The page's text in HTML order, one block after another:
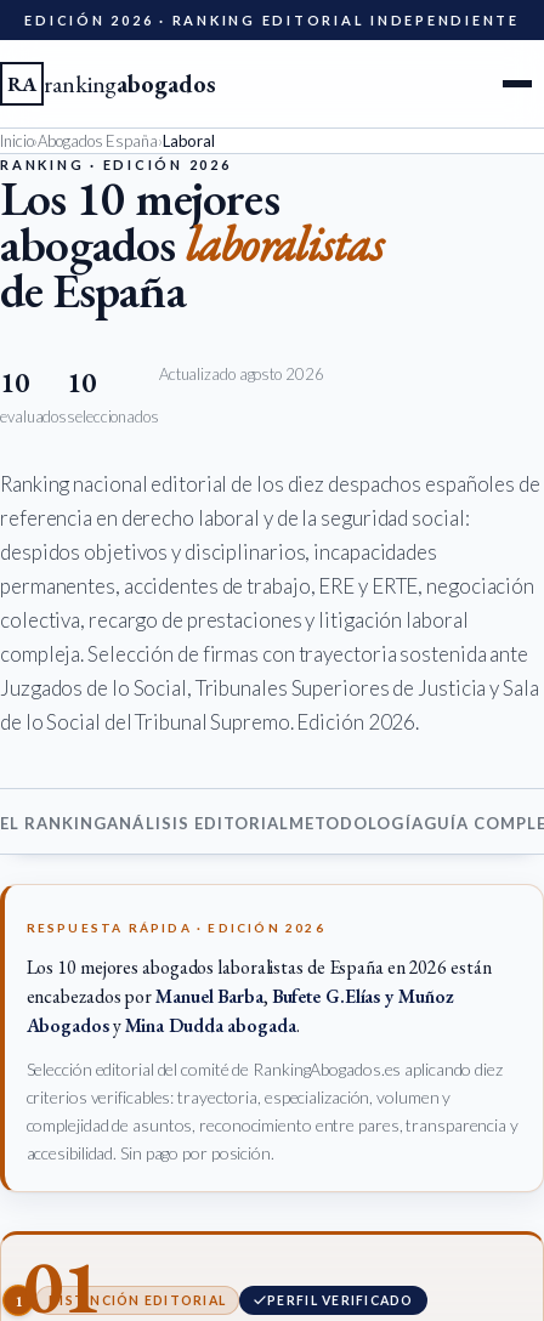
EDICIÓN 2026 · RANKING EDITORIAL INDEPENDIENTE
RA rankingabogados
Ciudades
Especialidades
Diccionario
Metodología
Ser evaluado
Inicio›Abogados España›Laboral
RANKING · EDICIÓN 2026
Los 10 mejores
abogadoslaboralistas
de España
10
evaluados
10
seleccionados
Actualizado agosto 2026
Ranking nacional editorial de los diez despachos españoles de
referencia en derecho laboral y de la seguridad social:
despidos objetivos y disciplinarios, incapacidades
permanentes, accidentes de trabajo, ERE y ERTE, negociación
colectiva, recargo de prestaciones y litigación laboral
compleja. Selección de firmas con trayectoria sostenida ante
Juzgados de lo Social, Tribunales Superiores de Justicia y Sala
de lo Social del Tribunal Supremo. Edición 2026.
EL RANKINGANÁLISIS EDITORIALMETODOLOGÍAGUÍA
RESPUESTA RÁPIDA · EDICIÓN 2026
Los 10 mejores abogados laboralistas de España en 2026 están
encabezados porManuel Barba,Bufete G.Elías y Muñoz
AbogadosyMina Dudda abogada.
Selección editorial del comité de RankingAbogados.es aplicando diez
criterios verificables: trayectoria, especialización, volumen y
complejidad de asuntos, reconocimiento entre pares, transparencia y
accesibilidad. Sin pago por posición.
01
1 DISTINCIÓN EDITORIAL PERFIL VERIFICADO